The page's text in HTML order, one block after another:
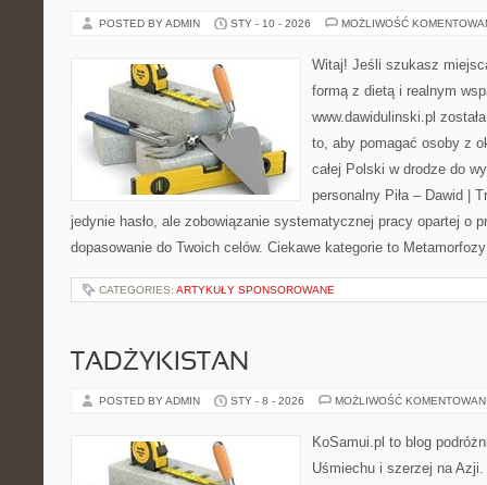
POSTED BY ADMIN STY - 10 - 2026 MOŻLIWOŚĆ
Witaj! Jeśli szukasz
formą z dietą i realnym
www.dawidulinski.pl
to, aby pomagać osoby z
całej Polski w drodze do
personalny Piła – Dawid |
jedynie hasło, ale zobowiązanie systematycznej pracy opartej o
dopasowanie do Twoich celów. Ciekawe kategorie to
CATEGORIES: ARTYKUŁY SPONSOROWANE
TADŻYKISTAN
POSTED BY ADMIN STY - 8 - 2026 MOŻLIWOŚĆ
KoSamui.pl to blog
Uśmiechu i szerzej na